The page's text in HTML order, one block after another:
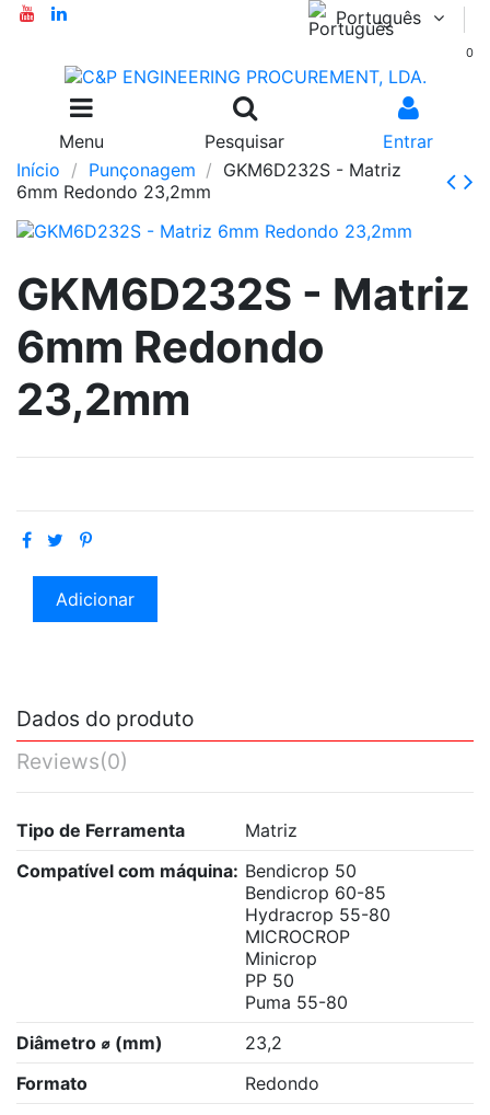
Português
0
Menu Pesquisar
Entrar
Início
Punçonagem
GKM6D232S - Matriz
6mm Redondo 23,2mm
GKM6D232S - Matriz
6mm Redondo
23,2mm
Adicionar
Dados do produto
Reviews(0)
Tipo de Ferramenta
Matriz
Compatível com máquina: Bendicrop 50
Bendicrop 60-85
Hydracrop 55-80
MICROCROP
Minicrop
PP 50
Puma 55-80
Diâmetro ⌀ (mm)
23,2
Formato
Redondo